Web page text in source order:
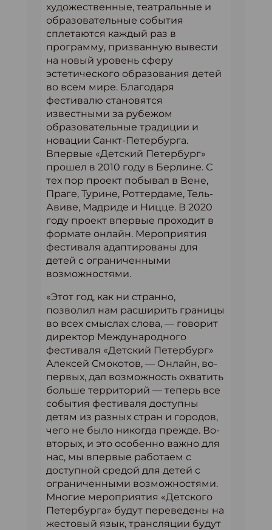
художественные, театральные и
образовательные события
сплетаются каждый раз в
программу, призванную вывести
на новый уровень сферу
эстетического образования детей
во всем мире. Благодаря
фестивалю становятся
известными за рубежом
образовательные традиции и
новации Санкт-Петербурга.
Впервые «Детский Петербург»
прошел в 2010 году в Берлине. С
тех пор проект побывал в Вене,
Праге, Турине, Роттердаме, Тель-
Авиве, Мадриде и Ницце. В 2020
году проект впервые проходит в
формате онлайн. Мероприятия
фестиваля адаптированы для
детей с ограниченными
возможностями.
«Этот год, как ни странно,
позволил нам расширить границы
во всех смыслах слова, — говорит
директор Международного
фестиваля «Детский Петербург»
Алексей Смокотов, — Онлайн, во-
первых, дал возможность охватить
больше территорий — теперь все
события фестиваля доступны
детям из разных стран и городов,
чего не было никогда прежде. Во-
вторых, и это особенно важно для
нас, мы впервые работаем с
доступной средой для детей с
ограниченными возможностями.
Многие мероприятия «Детского
Петербурга» будут переведены на
жестовый язык, трансляции будут